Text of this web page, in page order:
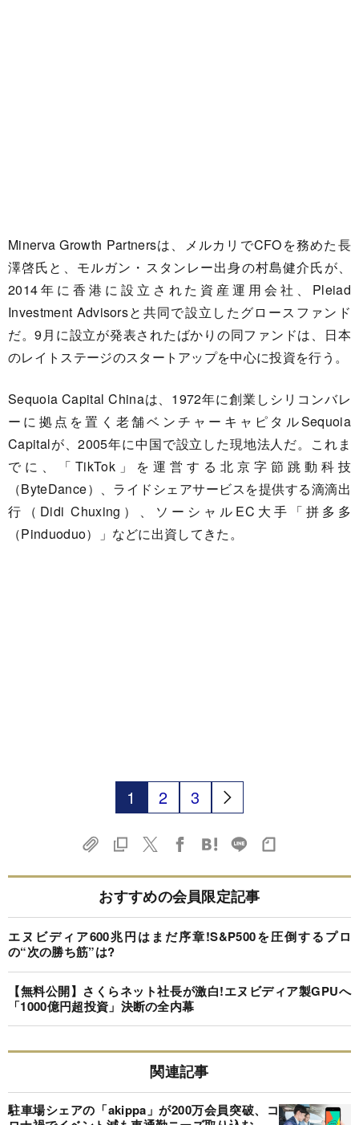
Minerva Growth Partnersは、メルカリでCFOを務めた長
澤啓氏と、モルガン・スタンレー出身の村島健介氏が、
2014年に香港に設立された資産運用会社、Pleiad
Investment Advisorsと共同で設立したグロースファンド
だ。9月に設立が発表されたばかりの同ファンドは、日本
のレイトステージのスタートアップを中心に投資を行う。
Sequoia Capital Chinaは、1972年に創業しシリコンバレ
ーに拠点を置く老舗ベンチャーキャピタルSequoia
Capitalが、2005年に中国で設立した現地法人だ。これま
でに、「TikTok」を運営する北京字節跳動科技
（ByteDance）、ライドシェアサービスを提供する滴滴出
行（Didi Chuxing）、ソーシャルEC大手「拼多多
（Pinduoduo）」などに出資してきた。
1 2 3
おすすめの会員限定記事
エヌビディア600兆円はまだ序章!S&P500を圧倒するプロ
の“次の勝ち筋”は?
【無料公開】さくらネット社長が激白!エヌビディア製GPUへ
「1000億円超投資」決断の全内幕
関連記事
駐車場シェアの「akippa」が200万会員突破、コ